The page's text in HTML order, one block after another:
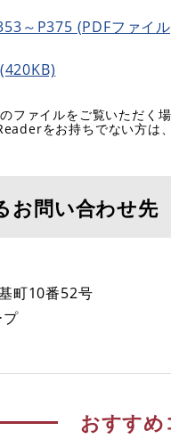
～P375 (PDFファイ
ファイルをご覧いただく
をお持ちでない方は
お問い合わせ先
町10番52号
おすすめ